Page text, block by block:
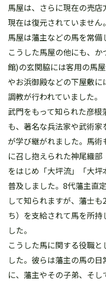
馬屋は、さらに現在の売店
現在は復元されていません。
馬屋は藩主などの馬を常備
こうした馬屋の他にも、
館)の玄関脇には客用の馬
やお浜御殿などの下屋敷
調教が行われていました。
武門をもって知られた彦
も、著名な兵法家や武術
が学び継がれました。馬
に召し抱えられた神尾織部
をはじめ「大坪流」「大
普及しました。8代藩主直
して知られますが、藩士
ち）を支給されて馬を所
した。
こうした馬に関する役職
した。彼らは藩主の馬の
に、藩主やその子弟、そし